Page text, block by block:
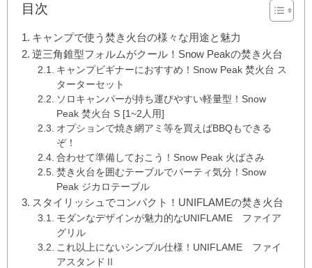
目次
キャンプで使う焚き火台の様々な用途と魅力
逆三角錐型フォルムがクール！Snow Peakの焚き火台
キャンプビギナーにおすすめ！Snow Peak 焚火台 ス
ターターセット
ソロキャンパーが持ち運びやすい軽量型！Snow
Peak 焚火台 S [1~2人用]
オプションで焼き網アミ等を買えばBBQもできる
ぞ！
合わせて準備しておこう！Snow Peak 火ばさみ
焚き火台を囲むテーブルでパーティ気分！Snow
Peak ジカロテーブル
スタイリッシュでコンパクト！UNIFLAMEの焚き火台
モダンなデザインが魅力的なUNIFLAME ファイア
グリル
これ以上にないシンプル仕様！UNIFLAME ファイ
アスタンドⅡ